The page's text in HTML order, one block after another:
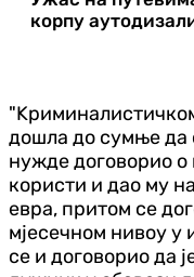
корпу
дошла до сумње да
нужде договорио о
користи и дао му
евра, притом се
мјесечном нивоу у
се и договорио да